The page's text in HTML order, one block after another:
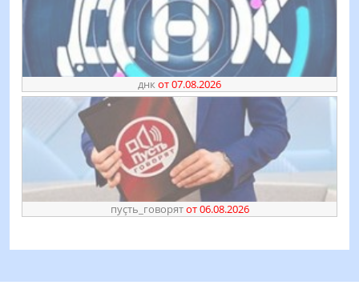
днк от 07.08.2026
пуҫть_говорятот 06.08.2026